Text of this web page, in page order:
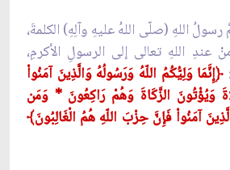
اللهِ (صلّى اللهُ عليهِ وآلِهِ) الكلمةَ،
اللهِ تعالى إلى الرسولِ الأكرمِ،
﴿إِنَّمَا وَلِيُّكُمُ اللّهُ وَرَسُولُهُ وَالَّذِينَ آمَنُواْ
وَيُؤْتُونَ الزَّكَاةَ وَهُمْ رَاكِعُونَ * وَمَن
آمَنُواْ فَإِنَّ حِزْبَ اللّهِ هُمُ الْغَالِبُونَ﴾